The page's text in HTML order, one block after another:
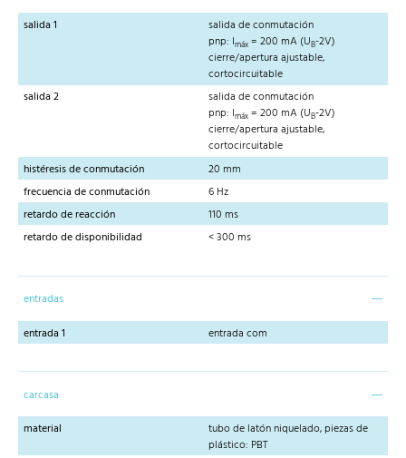
salida 1
salida de conmutación
pnp: Imáx = 200 mA (UB-2V)
cierre/apertura ajustable,
cortocircuitable
salida 2
salida de conmutación
pnp: Imáx = 200 mA (UB-2V)
cierre/apertura ajustable,
cortocircuitable
histéresis de conmutación
20 mm
frecuencia de conmutación
6 Hz
retardo de reacción
110 ms
retardo de disponibilidad
< 300 ms
entradas
entrada 1
entrada com
carcasa
material
tubo de latón niquelado, piezas de
plástico: PBT